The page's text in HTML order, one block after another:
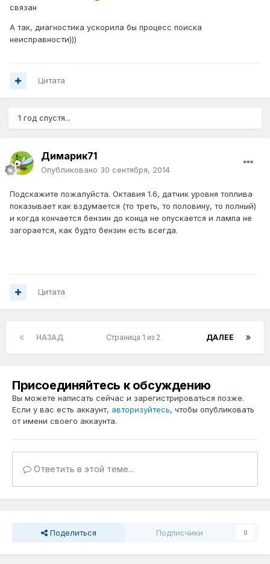
связан
А так, диагностика ускорила бы процесс поиска
неисправности)))
Цитата
1 год спустя...
Димарик71
Опубликовано 30 сентября, 2014
Подскажите пожалуйста. Октавия 1.6, датчик уровня топлива
показывает как вздумается (то треть, то половину, то полный)
и когда кончается бензин до конца не опускается и лампа не
загорается, как будто бензин есть всегда.
Цитата
НАЗАД ДАЛЕЕ
Страница 1 из 2
Присоединяйтесь к обсуждению
Вы можете написать сейчас и зарегистрироваться позже.
Если у вас есть аккаунт, авторизуйтесь, чтобы опубликовать
от имени своего аккаунта.
Ответить в этой теме...
Поделиться Подписчики 0